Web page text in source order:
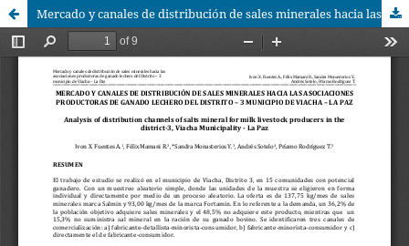
Mercado y canales de distribución de sales minerales hacia las asociaciones productoras de ganado lechero del Distrito – 3 municipio de Viacha – La Paz